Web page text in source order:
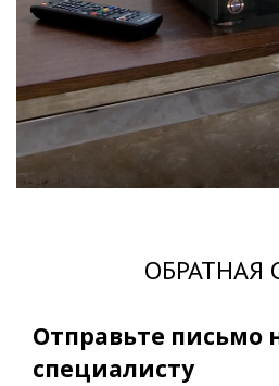
ОБРАТНАЯ
Отправьте письмо
специалисту